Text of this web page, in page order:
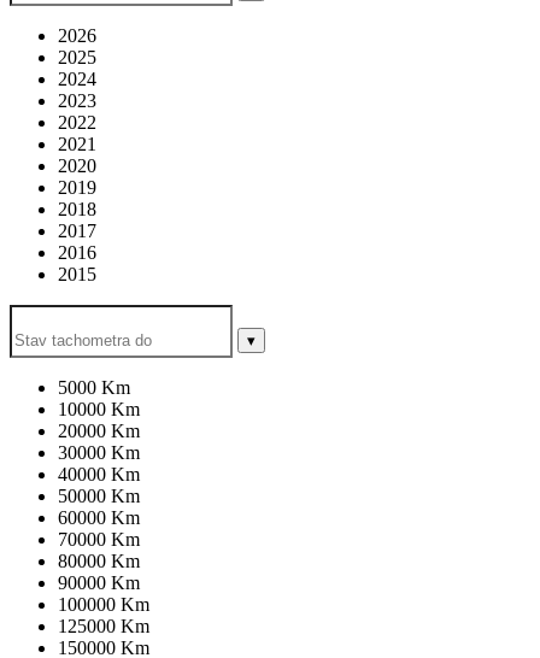
2026
2025
2024
2023
2022
2021
2020
2019
2018
2017
2016
2015
▾
5000 Km
10000 Km
20000 Km
30000 Km
40000 Km
50000 Km
60000 Km
70000 Km
80000 Km
90000 Km
100000 Km
125000 Km
150000 Km